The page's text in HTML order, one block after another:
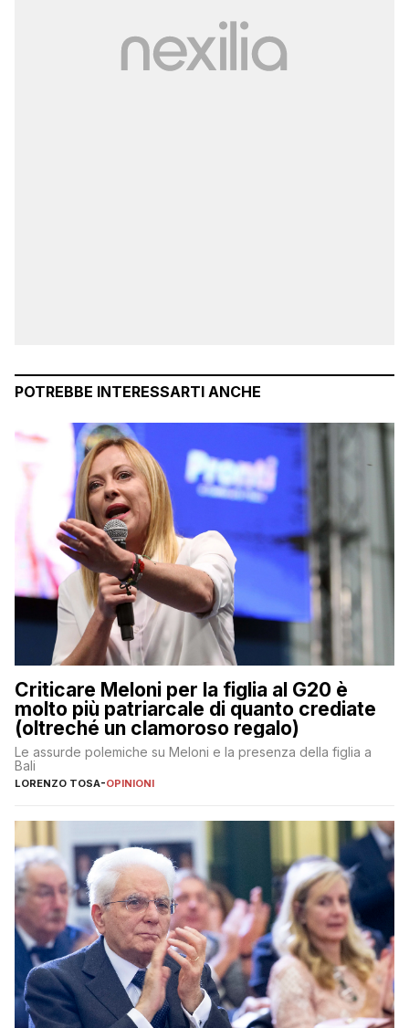
POTREBBE INTERESSARTI ANCHE
Criticare Meloni per la figlia al G20 è
molto più patriarcale di quanto crediate
(oltreché un clamoroso regalo)
Le assurde polemiche su Meloni e la presenza della figlia a
Bali
LORENZO TOSA-OPINIONI